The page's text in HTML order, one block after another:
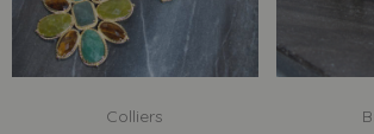
Colliers